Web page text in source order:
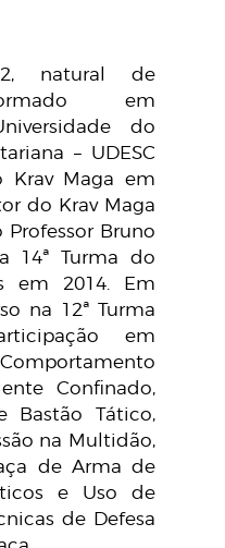
natural de
em
do
– UDESC
Krav Maga em
do Krav Maga
Bruno
14ª Turma do
em 2014. Em
na 12ª Turma
em
Confinado,
Bastão Tático,
na Multidão,
de Arma de
e Uso de
de Defesa